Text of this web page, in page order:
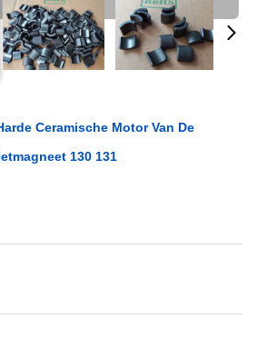
Ceramische Motor Van De
130 131